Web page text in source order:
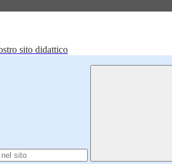
sito didattico